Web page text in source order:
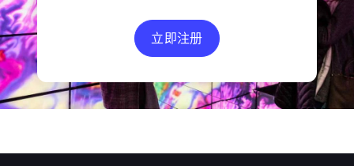
立即注册